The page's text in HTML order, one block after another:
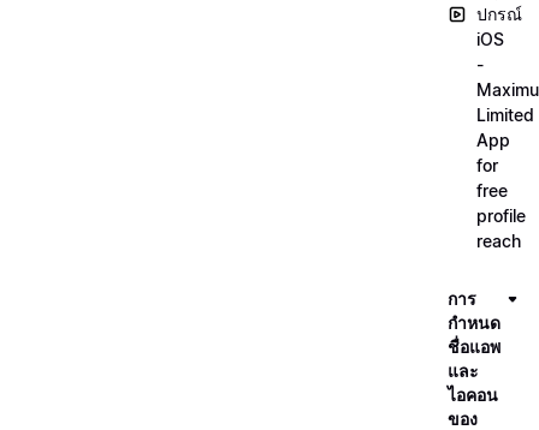
ปกรณ์
iOS
-
Limited
App
for
free
profile
reach
การ
กำหนด
ชื่อแอพ
และ
ไอคอน
ของ